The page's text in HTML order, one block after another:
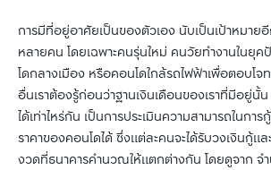
การมีที่อยู่อาศัยเป็นของตัวเอง นับเป็นเป้าหมายอี
หลายคน โดยเฉพาะคนรุ่นใหม่ คนวัยทำงานในยุค
โดกลางเมือง หรือคอนโดใกล้รถไฟฟ้าเพื่อตอบโจ
อื่นเราต้องรู้ก่อนว่าฐานเงินเดือนของเราที่มีอยู่นั้น
ได้เท่าไหร่กัน เป็นการประเมินความสามารถในการ
ราคาของคอนโดได้ ซึ่งแต่ละคนจะได้รับวงเงินกู้แล
งวดที่ธนาคารคำนวณให้แตกต่างกัน โดยดูจาก จำ